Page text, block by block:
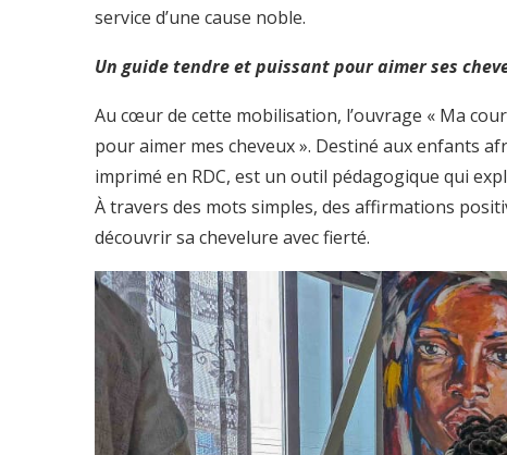
service d’une cause noble.
Un guide tendre et puissant pour aimer ses
Au cœur de cette mobilisation, l’ouvrage « Ma
pour aimer mes cheveux ». Destiné aux enfants
imprimé en RDC, est un outil pédagogique qui
À travers des mots simples, des affirmations
découvrir sa chevelure avec fierté.